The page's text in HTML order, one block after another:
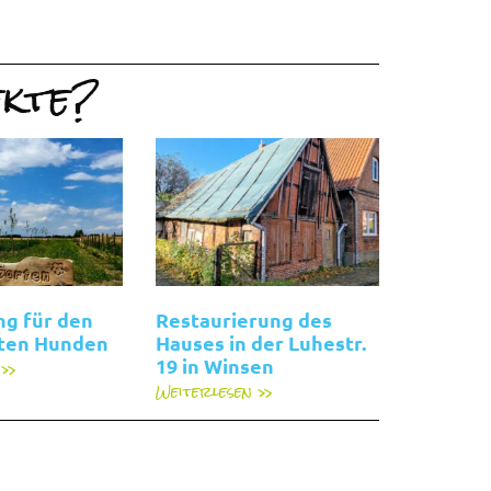
für den
Hunden
Restaurierung des
Hauses in der Luhestr.
19 in Winsen
Weiterlesen »